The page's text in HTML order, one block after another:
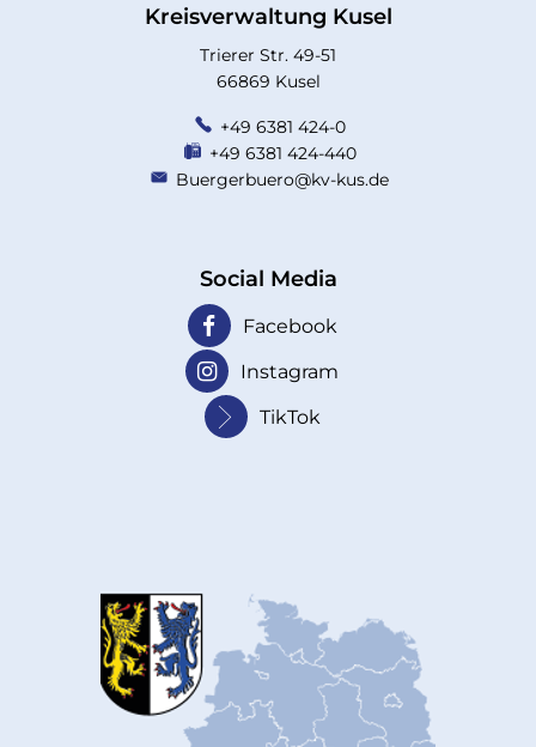
Kreisverwaltung Kusel
Trierer Str. 49-51
66869 Kusel
+49 6381 424-0
+49 6381 424-440
Buergerbuero@kv-kus.de
Social Media
Facebook
Instagram
TikTok